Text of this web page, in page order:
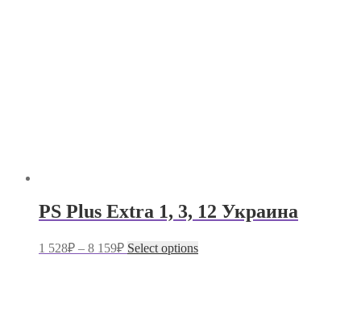
PS Plus Extra 1, 3, 12 Украина
1 528₽ – 8 159₽ Select options